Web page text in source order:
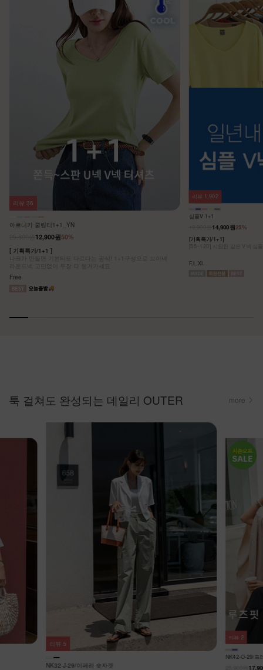
아르니카 쿨링티1+1_YN
50%
12,900원
[ 기획특가/1+1 ]
나크가 만들면 기본티도 다르다는 공식! 1+1구성으로 브이넥
라운드넥 고민없이 두장 다 챙겨가세요
Free
리뷰 36
심플V 1+1
25%
14,900원
[기획특가/1+1]
[55~120] 시원한 깊은 V넥 심
F,L,XL
리뷰 1,902
툭 걸쳐도 완성되는 데일리 OUTER more
NK42-O-29/프리덤 가디건셋트
리뷰 2
NK62-JS-2/폴
리뷰 3